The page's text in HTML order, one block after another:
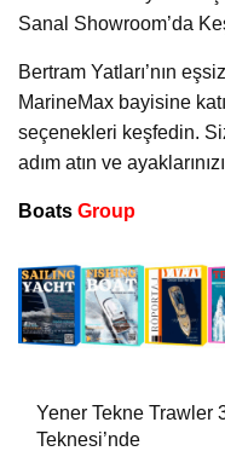
Sanal Showroom’da
Bertram Yatları’nın
MarineMax bayisine
seçenekleri keşfedin.
adım atın ve
Boats Group
Yener Tekne Trawler
Teknesi’nde